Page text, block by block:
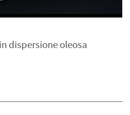
dispersione oleosa